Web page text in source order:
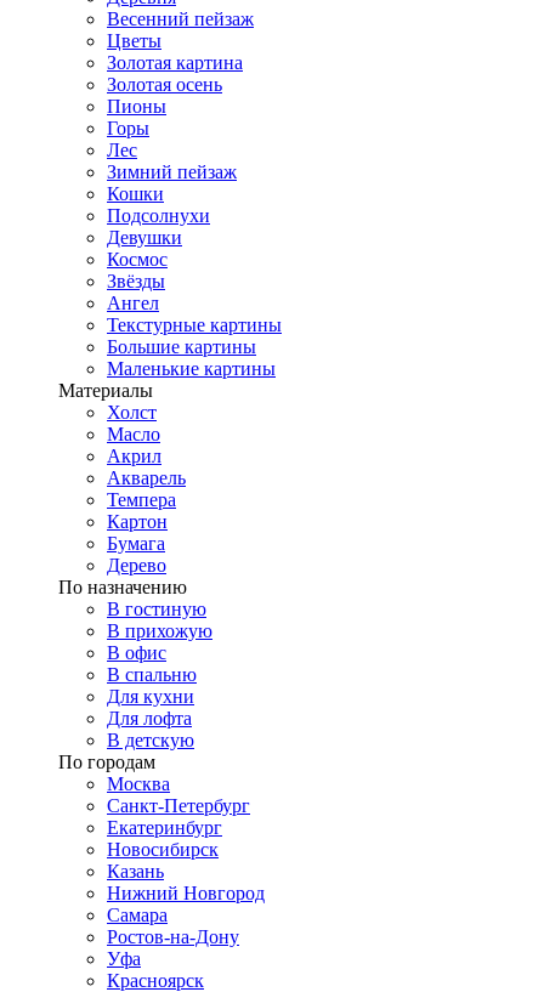
Весенний пейзаж
Цветы
Золотая картина
Золотая осень
Пионы
Горы
Лес
Зимний пейзаж
Кошки
Подсолнухи
Девушки
Космос
Звёзды
Ангел
Текстурные картины
Большие картины
Маленькие картины
Материалы
Холст
Масло
Акрил
Акварель
Темпера
Картон
Бумага
Дерево
По назначению
В гостиную
В прихожую
В офис
В спальню
Для кухни
Для лофта
В детскую
По городам
Москва
Санкт-Петербург
Екатеринбург
Новосибирск
Казань
Нижний Новгород
Самара
Ростов-на-Дону
Уфа
Красноярск